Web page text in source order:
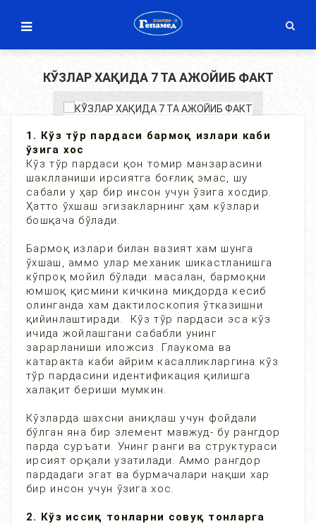
КЎЗЛАР ХАҚИДА 7 ТА АЖОЙИБ ФАКТ
1. Кўз тўр пардаси бармоқ излари каби
ўзига хос
Кўз тўр пардаси қон томир манзарасини
шаклланиши ирсиятга боғлиқ эмас, шу
сабали у ҳар бир инсон учун ўзига хосдир.
Ҳатто ўхшаш эгизакларнинг ҳам кўзлари
бошқача бўлади.
Бармоқ излари билан вазият хам шунга
ўхшаш, аммо улар механик шикастланишга
кўпроқ мойил бўлади: масалан, бармоқни
юмшоқ қисмини кичкина миқдорда кесиб
олинганда хам дактилоскопия ўтказишни
қийинлаштиради. Кўз тўр пардаси эса кўз
ичида жойлашгани сабабли унинг
зарарланиши иложсиз. Глаукома ва
катаракта каби айрим касалликларгина кўз
тўр пардасини идентификация қилишга
халақит бериши мумкин.
Кўзларда шахсни аниқлаш учун фойдали
бўлган яна бир элемент мавжуд- бу рангдор
парда суръати. Унинг ранги ва структураси
ирсият орқали узатилади. Аммо рангдор
пардадаги эгат ва бурмачалари нақши хар
бир инсон учун ўзига хос.
2. Кўз иссиқ тонларни совуқ тонларга